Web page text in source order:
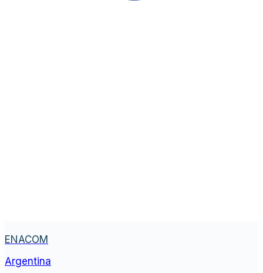
ENACOM
Argentina